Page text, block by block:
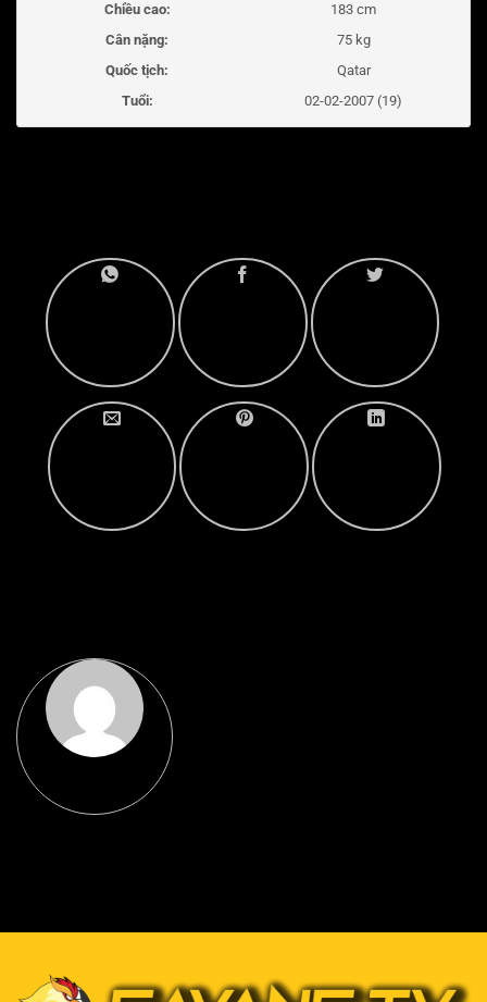
Chiều cao:
183 cm
Cân nặng:
75 kg
Quốc tịch:
Qatar
Tuổi:
02-02-2007 (19)